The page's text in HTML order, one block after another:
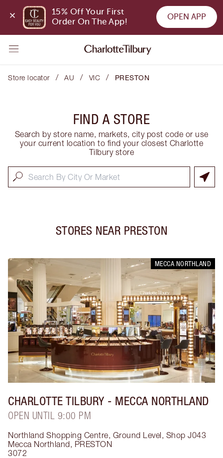
15% Off Your First
Order On The App!
OPEN APP
Store locator / AU / VIC / PRESTON
FIND A STORE
Search by store name, markets, city post code or use
your current location to find your closest Charlotte
Tilbury store
STORES NEAR PRESTON
MECCA NORTHLAND
CHARLOTTE TILBURY - MECCA NORTHLAND
OPEN UNTIL 9:00 PM
Northland Shopping Centre, Ground Level, Shop J043
Mecca Northland, PRESTON
3072